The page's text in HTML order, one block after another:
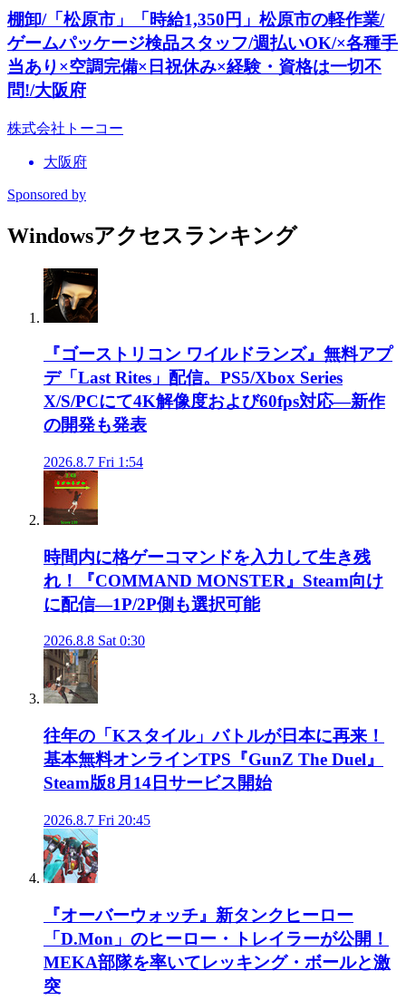
棚卸/「松原市」「時給1,350円」松原市の軽作業/
ゲームパッケージ検品スタッフ/週払いOK/×各種手
当あり×空調完備×日祝休み×経験・資格は一切不
問!/大阪府
株式会社トーコー
大阪府
Sponsored by
Windowsアクセスランキング
『ゴーストリコン ワイルドランズ』無料アプ
デ「Last Rites」配信。PS5/Xbox Series
X/S/PCにて4K解像度および60fps対応―新作
の開発も発表
2026.8.7 Fri 1:54
時間内に格ゲーコマンドを入力して生き残
れ！『COMMAND MONSTER』Steam向け
に配信―1P/2P側も選択可能
2026.8.8 Sat 0:30
往年の「Kスタイル」バトルが日本に再来！
基本無料オンラインTPS『GunZ The Duel』
Steam版8月14日サービス開始
2026.8.7 Fri 20:45
『オーバーウォッチ』新タンクヒーロー
「D.Mon」のヒーロー・トレイラーが公開！
MEKA部隊を率いてレッキング・ボールと激
突